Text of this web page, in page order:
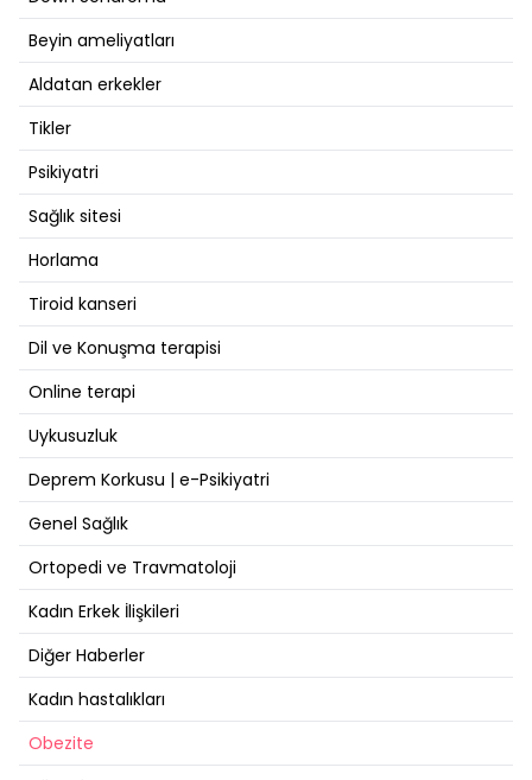
Beyin ameliyatları
Aldatan erkekler
Tikler
Psikiyatri
Sağlık sitesi
Horlama
Tiroid kanseri
Dil ve Konuşma terapisi
Online terapi
Uykusuzluk
Deprem Korkusu | e-Psikiyatri
Genel Sağlık
Ortopedi ve Travmatoloji
Kadın Erkek İlişkileri
Diğer Haberler
Kadın hastalıkları
Obezite